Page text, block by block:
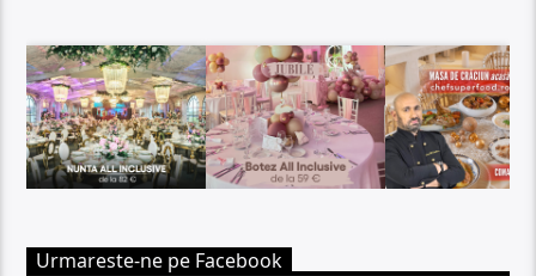
Urmareste-ne pe Facebook